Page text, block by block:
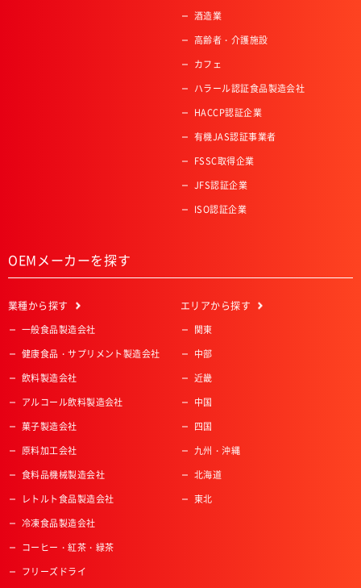
酒造業
高齢者・介護施設
カフェ
ハラール認証食品製造会社
HACCP認証企業
有機JAS認証事業者
FSSC取得企業
JFS認証企業
ISO認証企業
OEMメーカーを探す
業種から探す
一般食品製造会社
健康食品・サプリメント製造会社
飲料製造会社
アルコール飲料製造会社
菓子製造会社
原料加工会社
食料品機械製造会社
レトルト食品製造会社
冷凍食品製造会社
コーヒー・紅茶・緑茶
フリーズドライ
エリアから探す
関東
中部
近畿
中国
四国
九州・沖縄
北海道
東北